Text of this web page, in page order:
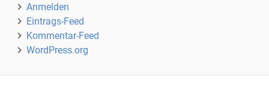
Anmelden
Eintrags-Feed
Kommentar-Feed
WordPress.org